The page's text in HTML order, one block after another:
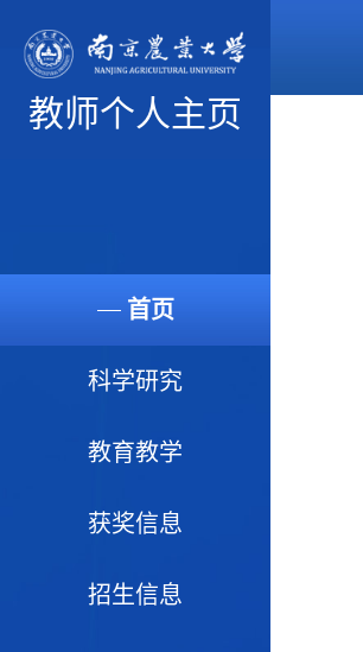
教师个人主页
首页
科学研究
教育教学
获奖信息
招生信息